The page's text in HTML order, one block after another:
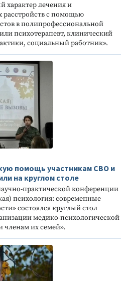
характер лечения и
расстройств с помощью
в полипрофессиональной
психотерапевт, клинический
социальный работник».
помощь участникам СВО и
на круглом столе
практической конференции
психология: современные
состоялся круглый стол
медико-психологической
их семей».